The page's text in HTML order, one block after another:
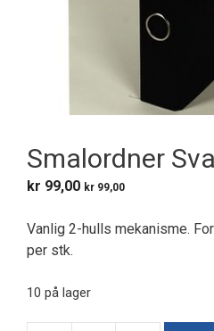
Smalordner
kr 99,00 kr 99,00
Vanlig 2-hulls mekanisme.
per stk.
10 på lager